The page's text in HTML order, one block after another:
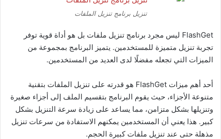
تنزيل برنامج تنزيل الملفات
FlashGet ليس مجرد برنامج تنزيل ملفات بل هو أداة قوية توفر
تجربة تنزيل متميزة للمستخدمين. يتميز البرنامج بمجموعة من
الميزات التي تجعله مفضلًا لدى العديد من المستخدمين.
أحد أهم ميزات FlashGet هو قدرته على تنزيل الملفات بتقنية
متنوعة الأجزاء، حيث يقوم البرنامج بتقسيم الملف إلى أجزاء صغيرة
وتنزيلها بشكل متزامن، مما يساعد على زيادة سرعة التنزيل بشكل
كبير. هذا يعني أن المستخدمين يمكنهم الاستفادة من سرعات تنزيل
مذهلة حتى عند تنزيل ملفات كبيرة الحجم.